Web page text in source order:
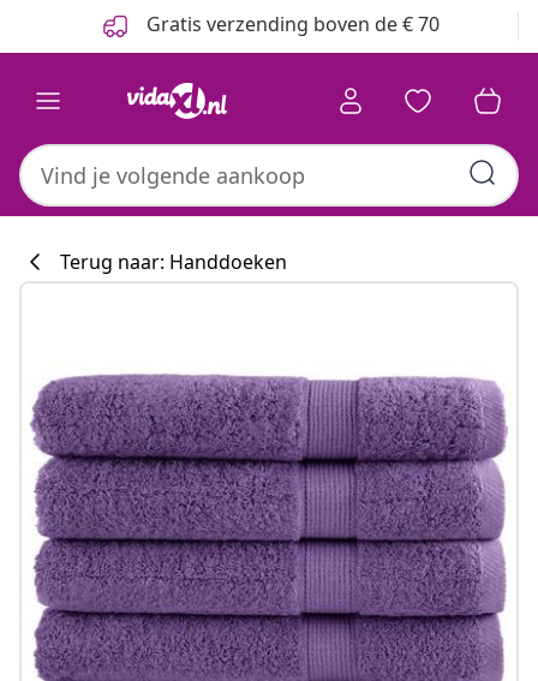
Gratis verzending boven de € 70
Terug naar: Handdoeken